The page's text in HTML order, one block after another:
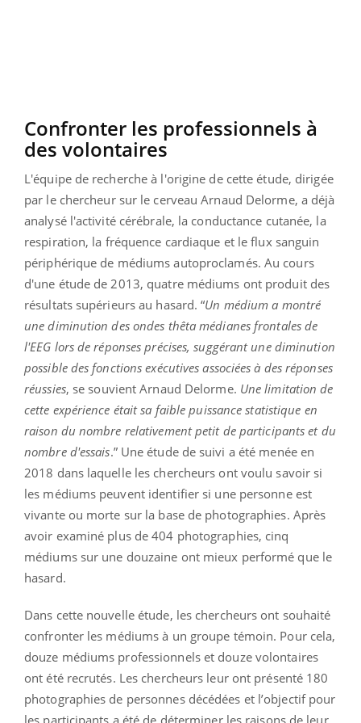
Confronter les professionnels à
des volontaires
L'équipe de recherche à l'origine de cette étude, dirigée
par le chercheur sur le cerveau Arnaud Delorme, a déjà
analysé l'activité cérébrale, la conductance cutanée, la
respiration, la fréquence cardiaque et le flux sanguin
périphérique de médiums autoproclamés. Au cours
d'une étude de 2013, quatre médiums ont produit des
résultats supérieurs au hasard. “Un médium a montré
une diminution des ondes thêta médianes frontales de
l'EEG lors de réponses précises, suggérant une diminution
possible des fonctions exécutives associées à des réponses
réussies, se souvient Arnaud Delorme. Une limitation de
cette expérience était sa faible puissance statistique en
raison du nombre relativement petit de participants et du
nombre d'essais.” Une étude de suivi a été menée en
2018 dans laquelle les chercheurs ont voulu savoir si
les médiums peuvent identifier si une personne est
vivante ou morte sur la base de photographies. Après
avoir examiné plus de 404 photographies, cinq
médiums sur une douzaine ont mieux performé que le
hasard.
Dans cette nouvelle étude, les chercheurs ont souhaité
confronter les médiums à un groupe témoin. Pour cela,
douze médiums professionnels et douze volontaires
ont été recrutés. Les chercheurs leur ont présenté 180
photographies de personnes décédées et l’objectif pour